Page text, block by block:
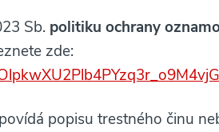
Sb. politiku ochrany
zde:
popisu trestného činu